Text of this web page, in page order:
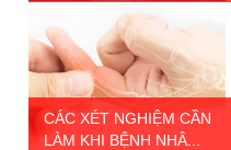
CÁC XÉT NGHIỆM CẦN
LÀM KHI BỆNH NHÂ...